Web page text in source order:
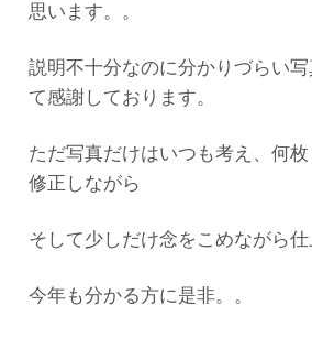
思います。。
説明不十分なのに分かりづらい
て感謝しております。
ただ写真だけはいつも考え、何枚
修正しながら
そして少しだけ念をこめながら仕
今年も分かる方に是非。。